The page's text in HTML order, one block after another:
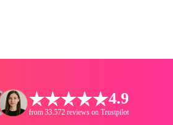
4.9
from 33.572 reviews on Trustpilot